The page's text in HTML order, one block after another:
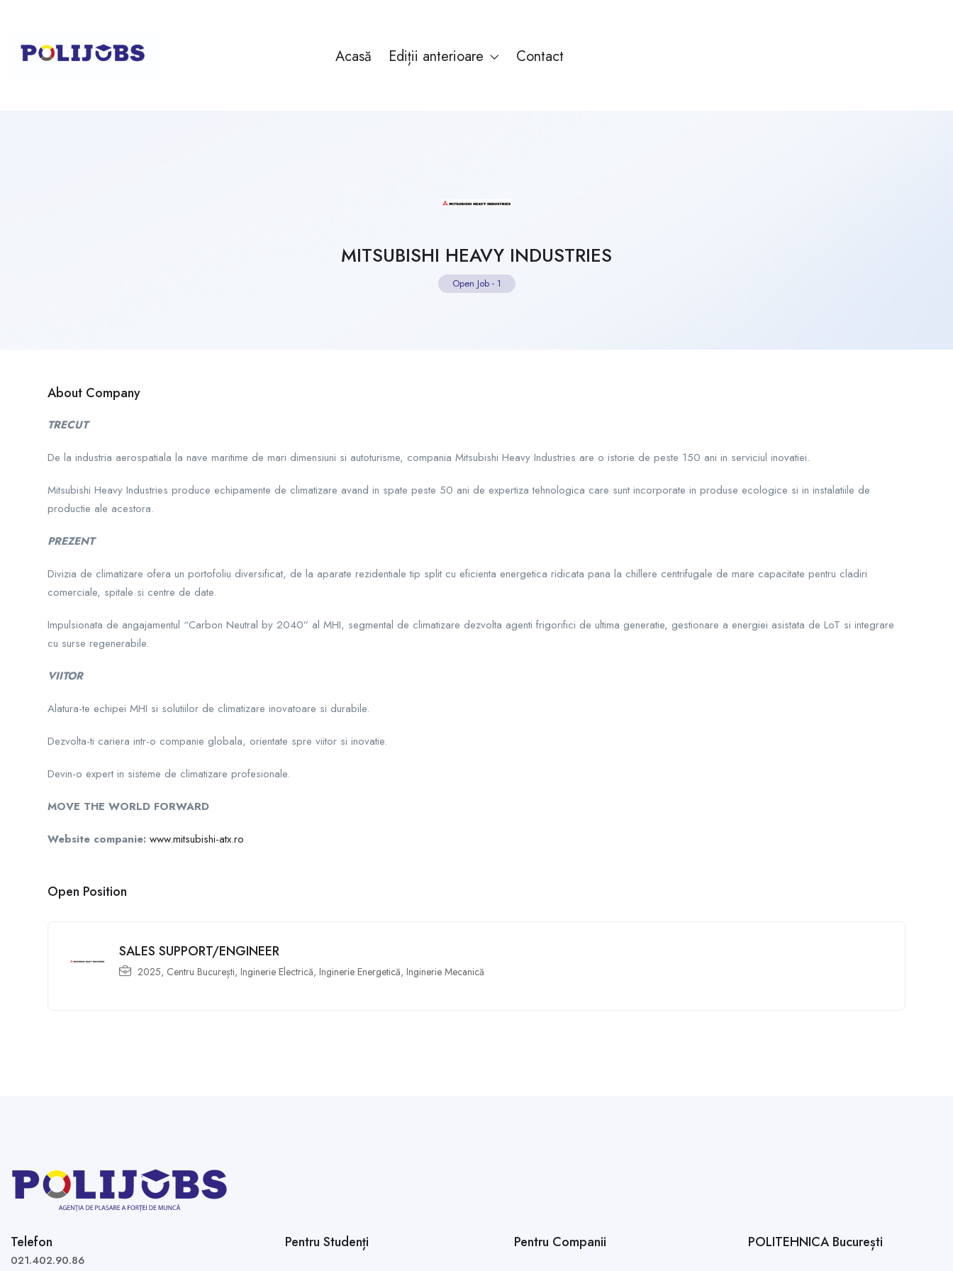
Acasă Ediții anterioare Contact
MITSUBISHI HEAVY INDUSTRIES
Open Job- 1
About Company
TRECUT
De la industria aerospatiala la nave maritime de mari dimensiuni si autoturisme, compania Mitsubishi Heavy Industries are o istorie de peste 150 ani in serviciul inovatiei.
Mitsubishi Heavy Industries produce echipamente de climatizare avand in spate peste 50 ani de expertiza tehnologica care sunt incorporate in produse ecologice si in instalatiile de
productie ale acestora.
PREZENT
Divizia de climatizare ofera un portofoliu diversificat, de la aparate rezidentiale tip split cu eficienta energetica ridicata pana la chillere centrifugale de mare capacitate pentru cladiri
comerciale, spitale si centre de date.
Impulsionata de angajamentul “Carbon Neutral by 2040” al MHI, segmental de climatizare dezvolta agenti frigorifici de ultima generatie, gestionare a energiei asistata de LoT si integrare
cu surse regenerabile.
VIITOR
Alatura-te echipei MHI si solutiilor de climatizare inovatoare si durabile.
Dezvolta-ti cariera intr-o companie globala, orientate spre viitor si inovatie.
Devin-o expert in sisteme de climatizare profesionale.
MOVE THE WORLD FORWARD
Website companie: www.mitsubishi-atx.ro
Open Position
SALES SUPPORT/ENGINEER
2025, Centru București, Inginerie Electrică, Inginerie Energetică, Inginerie Mecanică
Telefon
021.402.90.86
Pentru Studenți Pentru Companii POLITEHNICA București